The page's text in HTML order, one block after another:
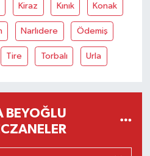
Kiraz Kınık Konak
Narlıdere Ödemiş
Tire Torbalı Urla
BEYOĞLU